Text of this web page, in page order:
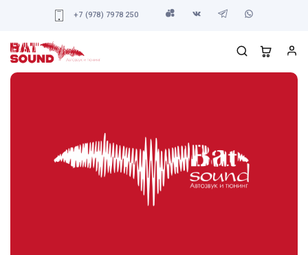
+7 (978) 7978 250